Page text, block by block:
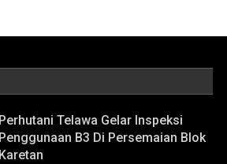
Perhutani Telawa Gelar Inspeksi
Penggunaan B3 Di Persemaian Blok
Karetan